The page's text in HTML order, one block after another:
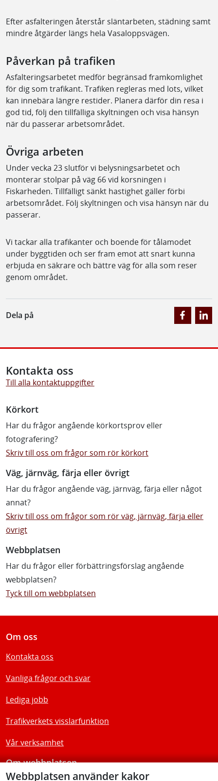
Efter asfalteringen återstår släntarbeten, städning samt
mindre åtgärder längs hela Vasaloppsvägen.
Påverkan på trafiken
Asfalteringsarbetet medför begränsad framkomlighet
för dig som trafikant. Trafiken regleras med lots, vilket
kan innebära längre restider. Planera därför din resa i
god tid, följ den tillfälliga skyltningen och visa hänsyn
när du passerar arbetsområdet.
Övriga arbeten
Under vecka 23 slutför vi belysningsarbetet och
monterar stolpar på väg 66 vid korsningen i
Fiskarheden. Tillfälligt sänkt hastighet gäller förbi
arbetsområdet. Följ skyltningen och visa hänsyn när du
passerar.
Vi tackar alla trafikanter och boende för tålamodet
under byggtiden och ser fram emot att snart kunna
erbjuda en säkrare och bättre väg för alla som reser
genom området.
Dela på
Webbplatsen använder kakor
Kontakta oss
Till alla kontaktuppgifter
Körkort
Har du frågor angående körkortsprov eller
fotografering?
Skriv till oss om frågor som rör körkort
Väg, järnväg, färja eller övrigt
Har du frågor angående väg, järnväg, färja eller något
annat?
Skriv till oss om frågor som rör väg, järnväg, färja eller
övrigt
Webbplatsen
Har du frågor eller förbättringsförslag angående
webbplatsen?
Tyck till om webbplatsen
Om oss
Kontakta oss
Vanliga frågor och svar
Lediga jobb
Trafikverkets visslarfunktion
Vår verksamhet
Om webbplatsen